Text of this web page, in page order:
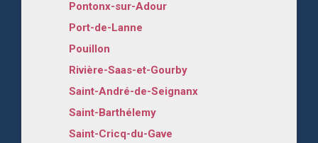
Pontonx-sur-Adour
Port-de-Lanne
Pouillon
Rivière-Saas-et-Gourby
Saint-André-de-Seignanx
Saint-Barthélemy
Saint-Cricq-du-Gave